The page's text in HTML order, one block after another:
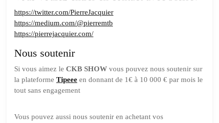
https://twitter.com/PierreJacquier
https://medium.com/@pierremtb
https://pierrejacquier.com/
Nous soutenir
Si vous aimez le CKB SHOW vous pouvez nous soutenir sur
la plateforme Tipeee en donnant de 1€ à 10 000 € par mois le
tout sans engagement
Vous pouvez aussi nous soutenir en achetant vos